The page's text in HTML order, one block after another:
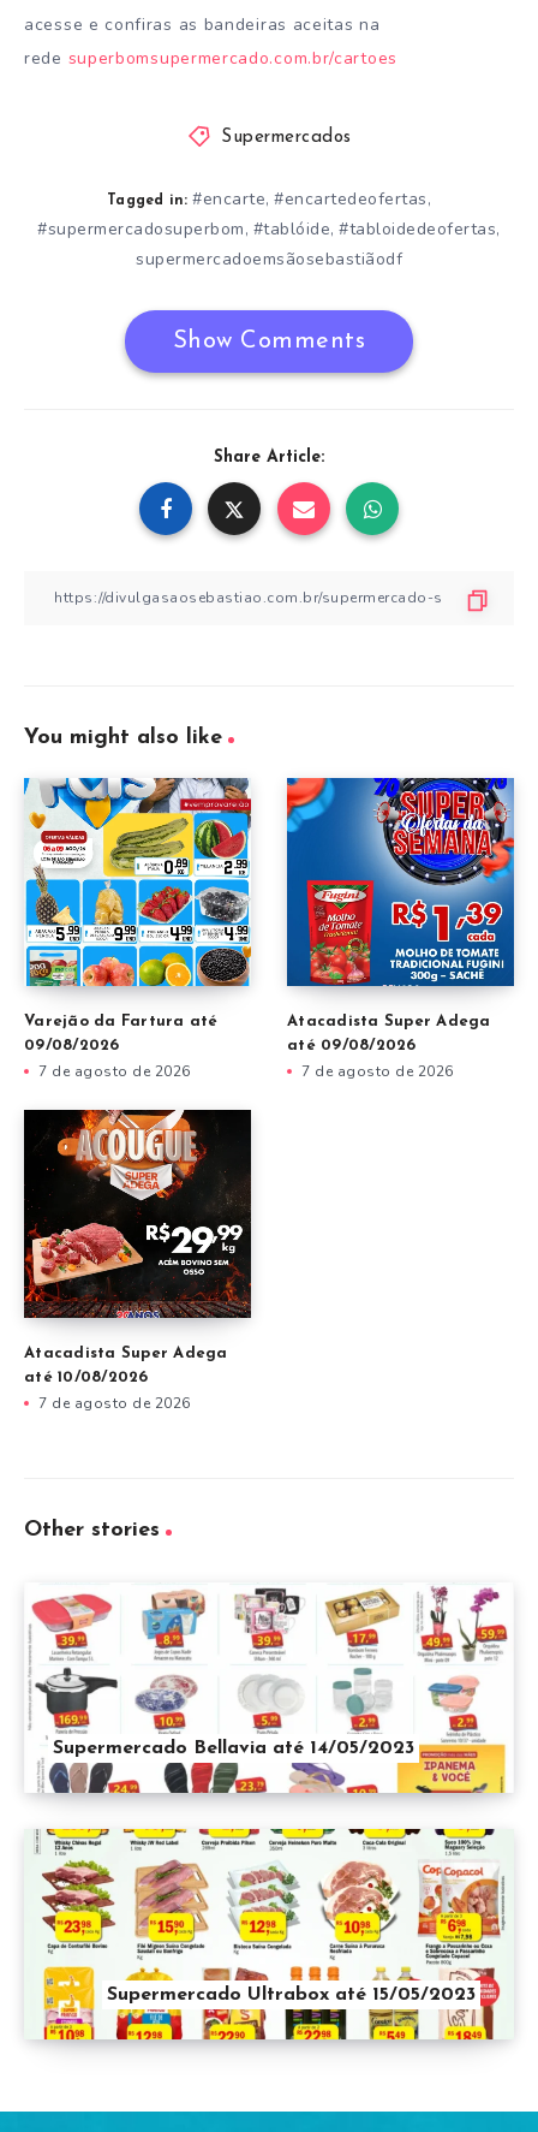
acesse e confiras as bandeiras aceitas na
rede superbomsupermercado.com.br/cartoes
Supermercados
Tagged in: #encarte, #encartedeofertas,
#supermercadosuperbom, #tablóide,#tabloidedeofertas,
supermercadoemsãosebastiãodf
Show Comments
Share Article:
You might also like
Varejão da Fartura até
09/08/2026
7 de agosto de 2026
Atacadista Super Adega
até 09/08/2026
7 de agosto de 2026
Atacadista Super Adega
até 10/08/2026
7 de agosto de 2026
Other stories
Supermercado Bellavia até 14/05/2023
Supermercado Ultrabox até 15/05/2023